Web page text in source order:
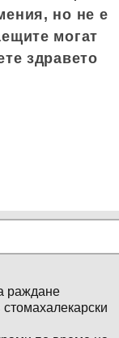
но не е
могат
здравето
раждане